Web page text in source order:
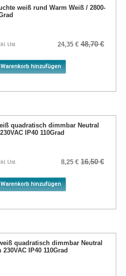
weiß rund Warm Weiß / 2800-
Ust. 24,35 € 48,70 €
hinzufügen
quadratisch dimmbar Neutral
IP40 110Grad
Ust. 8,25 € 16,50 €
hinzufügen
quadratisch dimmbar Neutral
IP40 110Grad